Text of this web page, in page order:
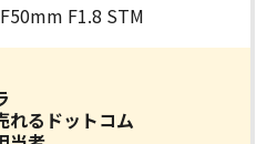
F1.8 STM
れるドットコム